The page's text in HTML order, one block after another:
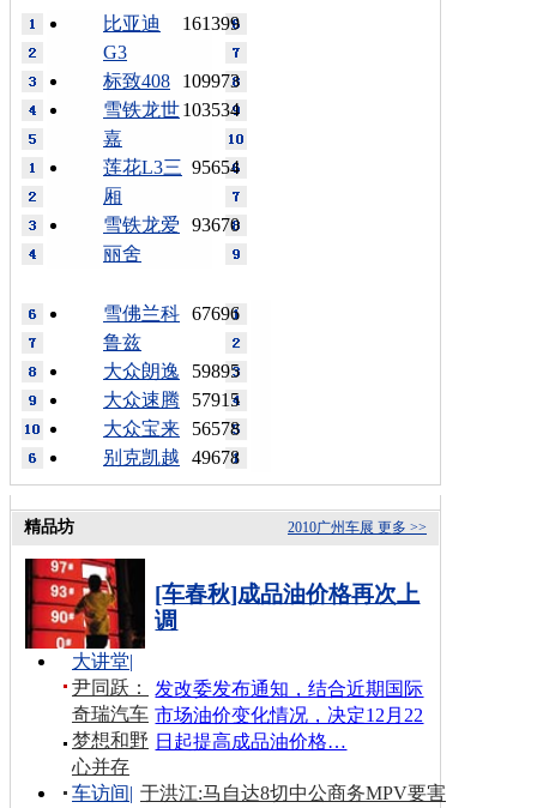
161399
比亚迪
G3
109973
标致408
103534
雪铁龙世
嘉
95654
莲花L3三
厢
93670
雪铁龙爱
丽舍
67696
雪佛兰科
鲁兹
59895
大众朗逸
57915
大众速腾
56578
大众宝来
49678
别克凯越
更多 >>
2010广州车展
精品坊
[车春秋]成品油价格再次上
调
发改委发布通知，结合近期国际
市场油价变化情况，决定12月22
日起提高成品油价格…
大讲堂|
尹同跃：
奇瑞汽车
梦想和野
心并存
车访间| 于洪江:马自达8切中公商务MPV要害